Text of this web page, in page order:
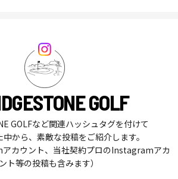
GOLF
GOLFなど関連ハッシュタグを付けて
から、素敵な投稿をご紹介します。
アカウント、当社契約プロのInstagramアカ
ト等の投稿も含みます）